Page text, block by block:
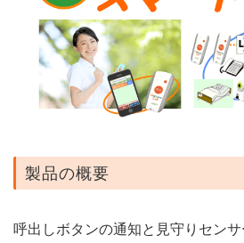
製品の概要
呼出しボタンの通知と見守りセンサ